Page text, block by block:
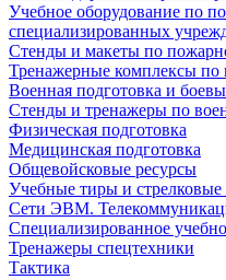
Учебное оборудование по
специализированных
Стенды и макеты по
Тренажерные комплексы по
Военная подготовка и
Стенды и тренажеры по
Физическая подготовка
Медицинская подготовка
Общевойсковые ресурсы
Учебные тиры и
Сети ЭВМ.
Специализированное
Тренажеры спецтехники
Тактика